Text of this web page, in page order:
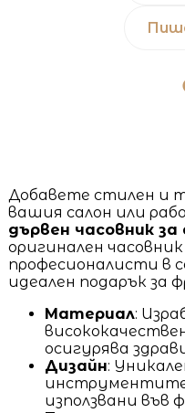
Добавете стилен и
вашия салон или
дървен часовник за
оригинален
професионалисти в
идеален подарък за
Материал:
осигурява
Дизайн:
инструментите
използвани във